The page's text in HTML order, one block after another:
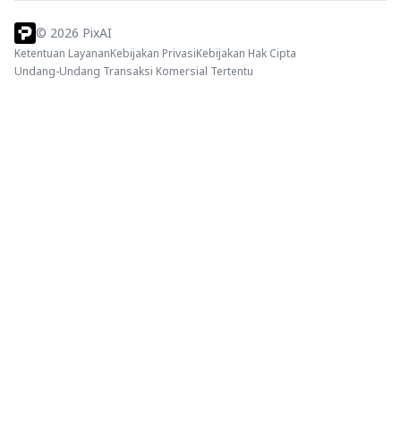
© 2026 PixAI
Ketentuan LayananKebijakan PrivasiKebijakan Hak Cipta
Undang-Undang Transaksi Komersial Tertentu